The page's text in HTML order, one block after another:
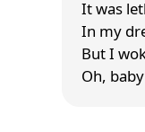
It was
In my
But I
Oh, baby